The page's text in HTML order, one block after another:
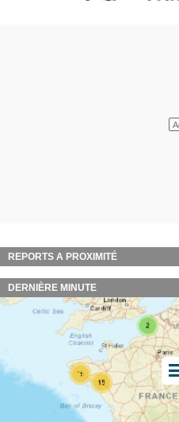
REPORTS A PROXIMITÉ
DERNIÈRE MINUTE